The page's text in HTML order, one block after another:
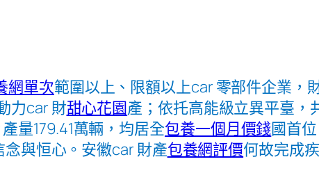
網單次範圍以上、限額以上car 零部件企業，
力car 財甜心花園產；依托高能級立異平臺，
量179.41萬輛，均居全包養一個月價錢國首
與恒心。安徽car 財產包養網評價何故完成